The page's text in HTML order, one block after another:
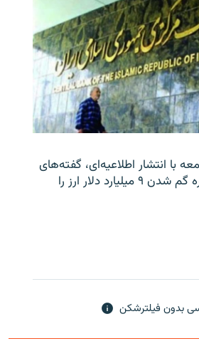
با انتشار اطلاعیه‌ای، گفته‌های
یک نماینده مجلس درباره گم شدن ۹ میلیارد دلار ارز را
بدون فیلترشکن